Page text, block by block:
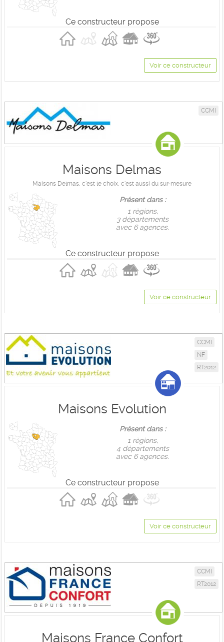
Ce constructeur propose
Voir ce constructeur
CCMI
Maisons Delmas
Maisons Delmas, c'est le choix, c'est aussi du sur-mesure
Présent dans :
1 règions,
3 départements
avec 6 agences.
Ce constructeur propose
Voir ce constructeur
CCMI
NF
RT2012
Maisons Evolution
Présent dans :
1 règions,
4 départements
avec 6 agences.
Ce constructeur propose
Voir ce constructeur
CCMI
RT2012
Maisons France Confort